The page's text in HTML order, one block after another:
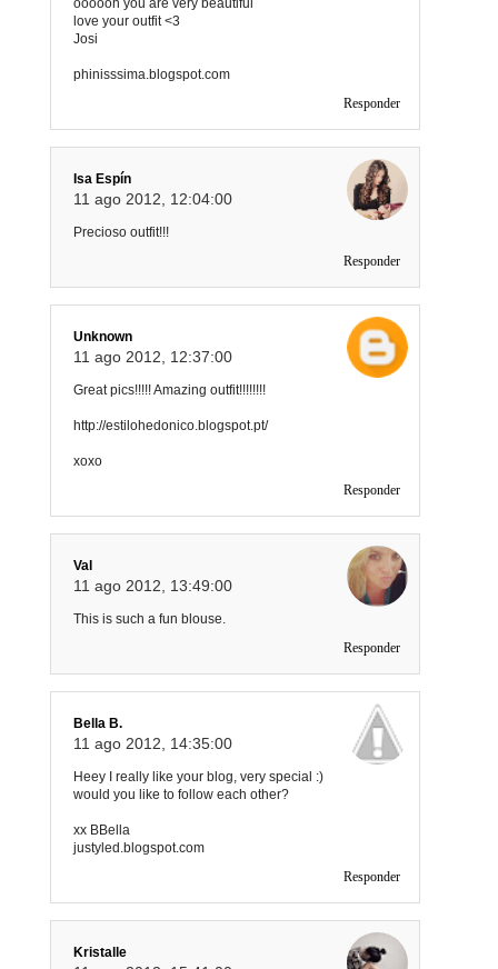
oooooh you are very beautiful
love your outfit <3
Josi
phinisssima.blogspot.com
Responder
Isa Espín
11 ago 2012, 12:04:00
Precioso outfit!!!
Responder
Unknown
11 ago 2012, 12:37:00
Great pics!!!!! Amazing outfit!!!!!!!!
http://estilohedonico.blogspot.pt/
xoxo
Responder
Val
11 ago 2012, 13:49:00
This is such a fun blouse.
Responder
Bella B.
11 ago 2012, 14:35:00
Heey I really like your blog, very special :)
would you like to follow each other?
xx BBella
justyled.blogspot.com
Responder
Kristalle